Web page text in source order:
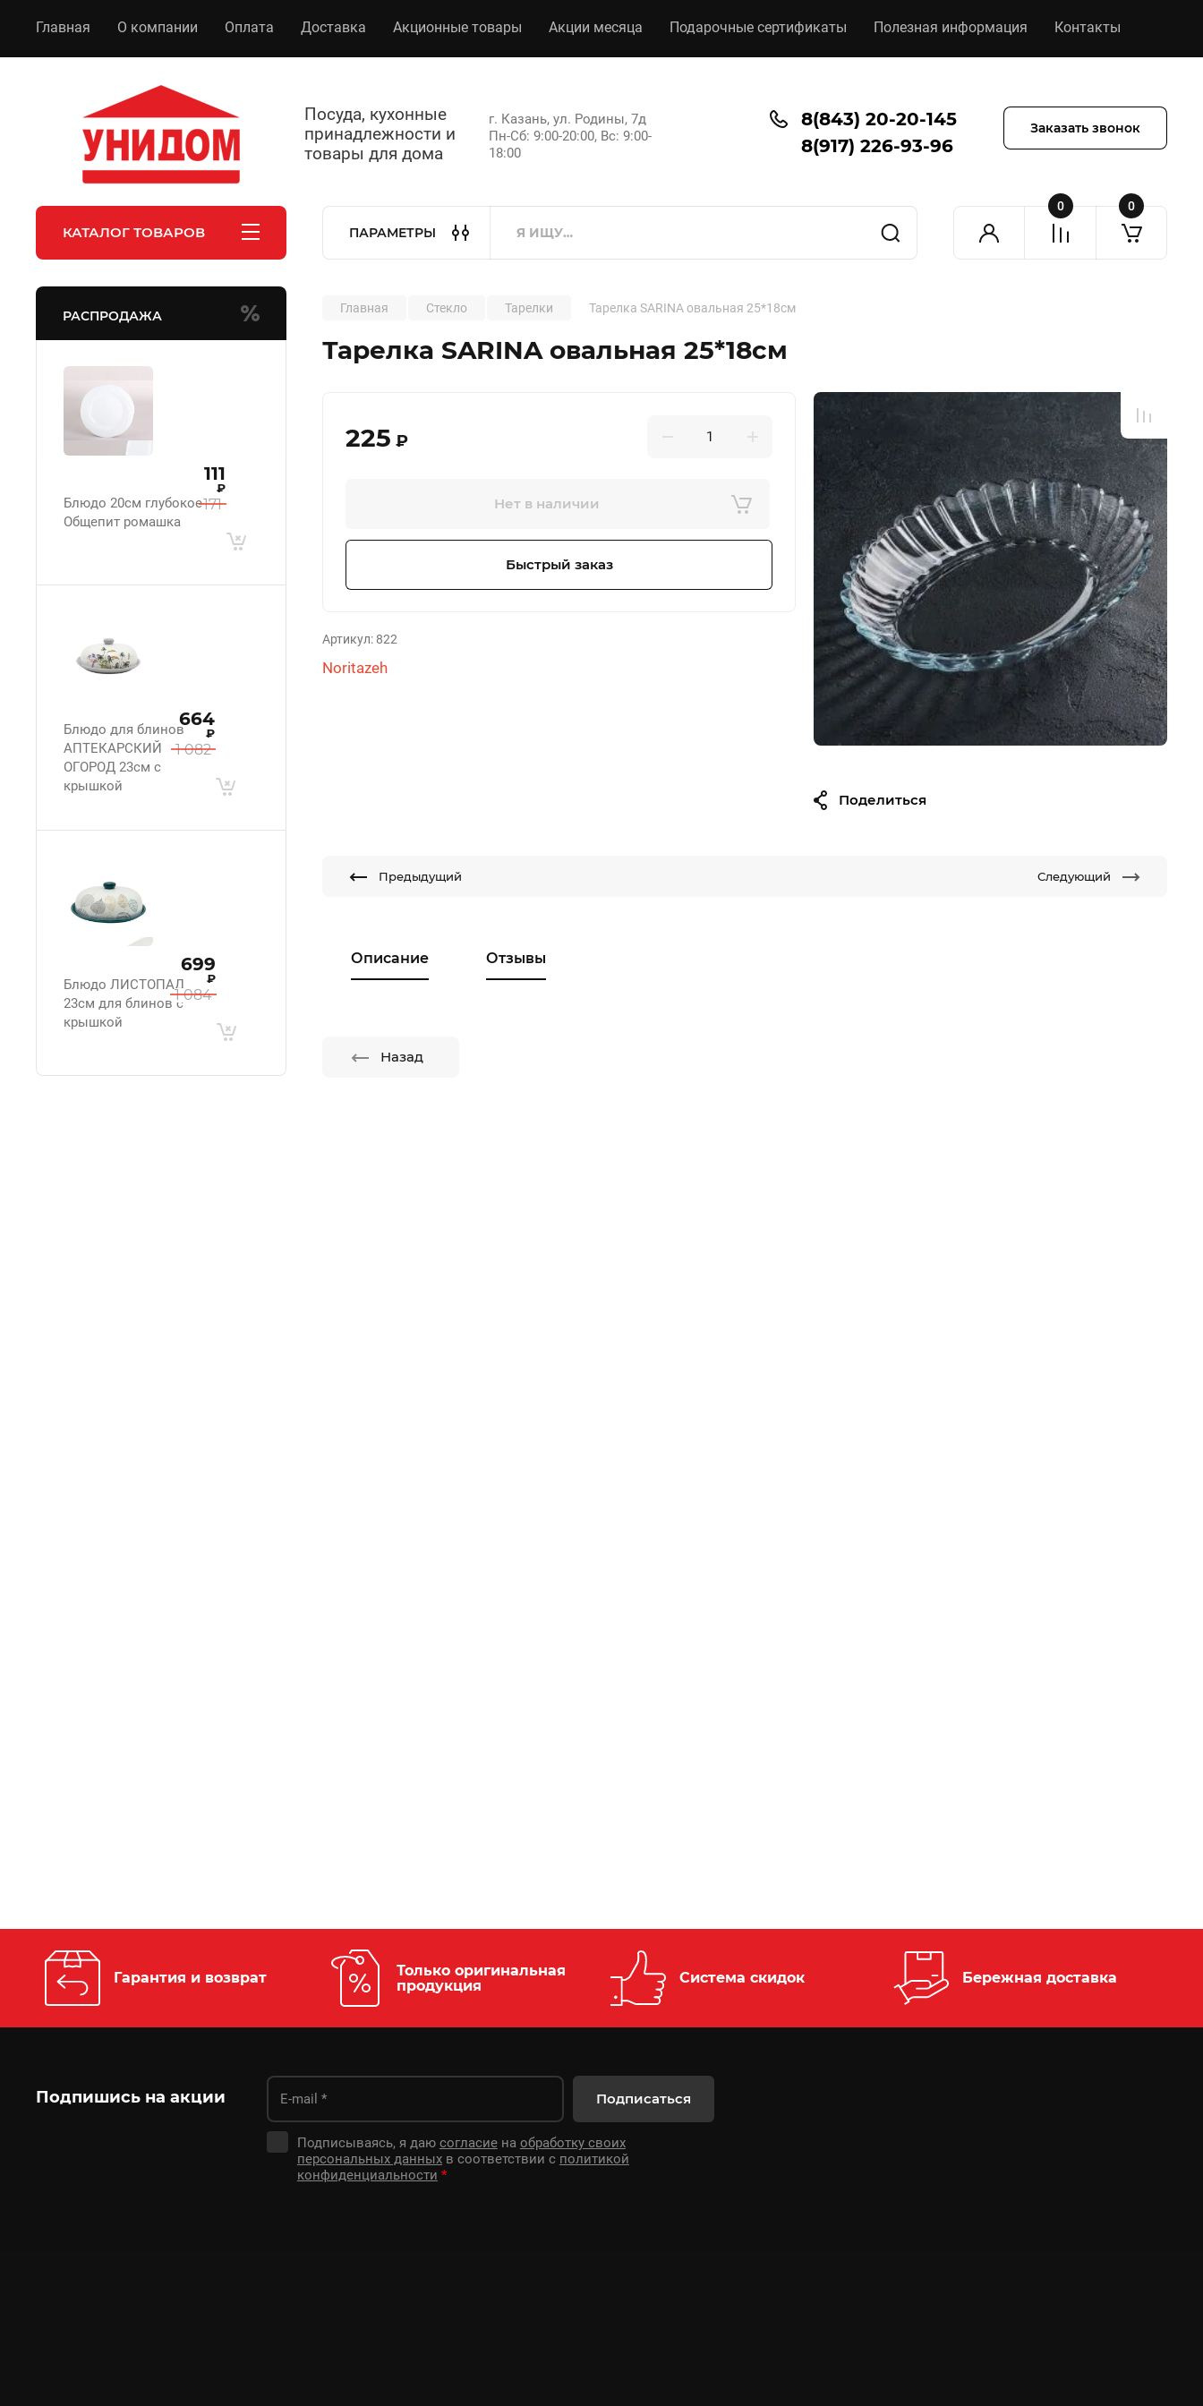
Главная О компании Оплата Доставка Акционные товары Акции месяца Подарочные сертификаты Полезная информация Контакты
Посуда, кухонные
принадлежности и
товары для дома
г. Казань, ул. Родины, 7д
Пн-Сб: 9:00-20:00, Вс: 9:00-
18:00
8(843) 20-20-145
8(917) 226-93-96
Заказать звонок
КАТАЛОГ ТОВАРОВ ПАРАМЕТРЫ
0 0
РАСПРОДАЖА
Блюдо 20см глубокое
Общепит ромашка
171
111
₽
Блюдо для блинов
АПТЕКАРСКИЙ
ОГОРОД 23см с
крышкой
1 082
664
₽
Блюдо ЛИСТОПАД
23см для блинов с
крышкой
1 084
699
₽
Главная Стекло Тарелки Тарелка SARINA овальная 25*18см
Тарелка SARINA овальная 25*18см
225 ₽
Нет в наличии
Быстрый заказ
Артикул: 822
Noritazeh
Поделиться
Предыдущий Следующий
Описание Отзывы
Назад
Гарантия и возврат
Только оригинальная
продукция
Система скидок Бережная доставка
Подпишись на акции
Подписываясь, я даю согласиена обработку своих
персональных данныхв соответствии с политикой
конфиденциальности *
Подписаться